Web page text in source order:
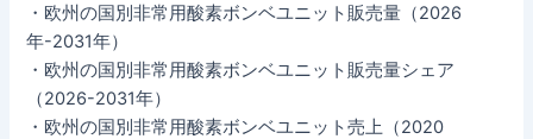
・欧州の国別非常用酸素ボンベユニット販売量（2026
年-2031年）
・欧州の国別非常用酸素ボンベユニット販売量シェア
（2026-2031年）
・欧州の国別非常用酸素ボンベユニット売上（2020